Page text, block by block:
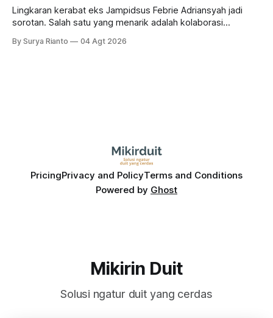
Lingkaran kerabat eks Jampidsus Febrie Adriansyah jadi
sorotan. Salah satu yang menarik adalah kolaborasi
Bagaimana hubungannya?
By Surya Rianto 04 Agt 2026
PricingPrivacy and PolicyTerms and Conditions
Powered by Ghost
Mikirin Duit
Solusi ngatur duit yang cerdas